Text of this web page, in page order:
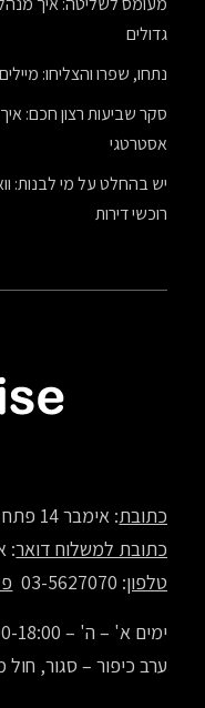
גדולים
נתחו, שפרו והצליחו:
סקר שביעות רצון חכם:
אסטרטגי
יש בהחלט על מי לבנות:
רוכשי דירות
כתובת: אימבר 14 פתח תקווה
כתובת למשלוח דואר:
טלפון: 03-5627070
ימים א' – ה' – 9:00-18:00, ערב חג – 9:00-14:00
ערב כיפור – סגור, חול